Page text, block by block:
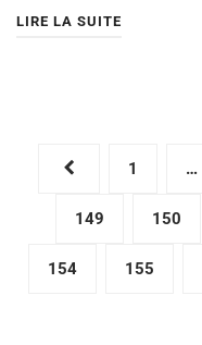
LIRE LA SUITE
Pagination
1 …
149 150
154 155